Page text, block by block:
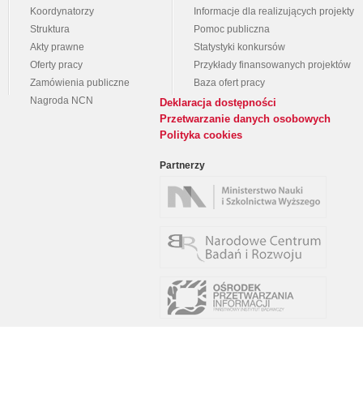
Koordynatorzy
Struktura
Akty prawne
Oferty pracy
Zamówienia publiczne
Nagroda NCN
Informacje dla realizujących projekty
Pomoc publiczna
Statystyki konkursów
Przykłady finansowanych projektów
Baza ofert pracy
Deklaracja dostępności
Przetwarzanie danych osobowych
Polityka cookies
Partnerzy